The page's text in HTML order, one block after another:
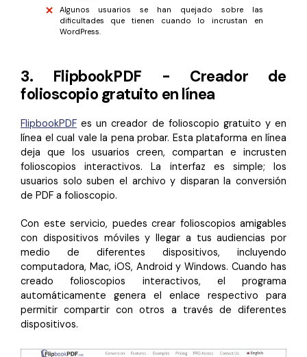
Algunos usuarios se han quejado sobre las
dificultades que tienen cuando lo incrustan en
WordPress.
3. FlipbookPDF - Creador de
folioscopio gratuito en línea
FlipbookPDF es un creador de folioscopio gratuito y en
línea el cual vale la pena probar. Esta plataforma en línea
deja que los usuarios creen, compartan e incrusten
folioscopios interactivos. La interfaz es simple; los
usuarios solo suben el archivo y disparan la conversión
de PDF a folioscopio.
Con este servicio, puedes crear folioscopios amigables
con dispositivos móviles y llegar a tus audiencias por
medio de diferentes dispositivos, incluyendo
computadora, Mac, iOS, Android y Windows. Cuando has
creado folioscopios interactivos, el programa
automáticamente genera el enlace respectivo para
permitir compartir con otros a través de diferentes
dispositivos.